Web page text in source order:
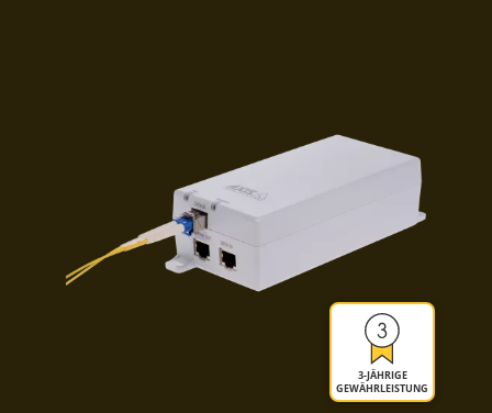
3-JÄHRIGE
GEWÄHRLEISTUNG